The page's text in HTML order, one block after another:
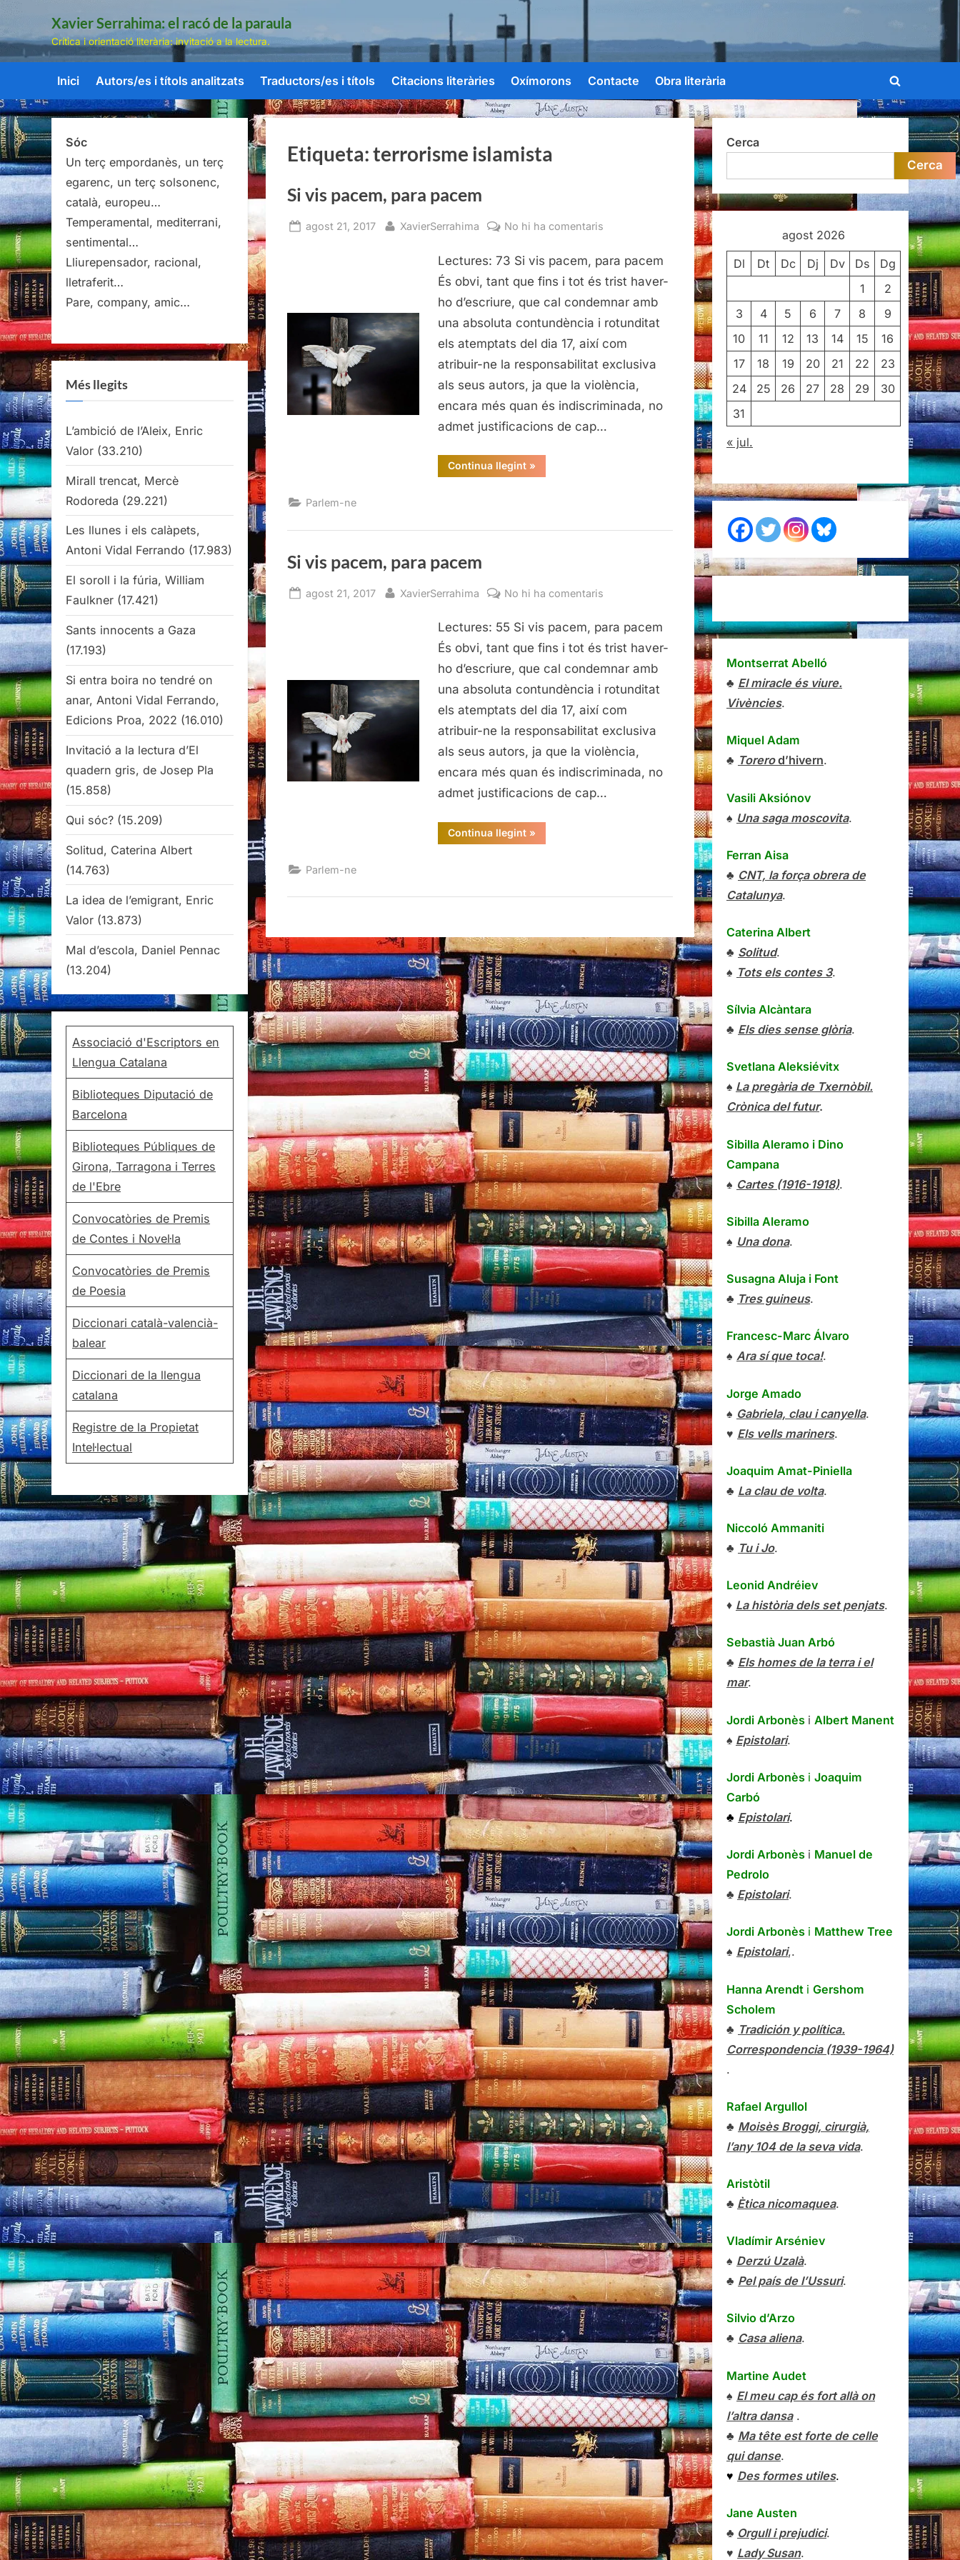
Skip
content
Xavier Serrahima: el racó de la paraula
Crítica i orientació literària: invitació a la lectura.
Inici Autors/es i títols analitzats Traductors/es i títols Citacions literàries Oxímorons Contacte Obra literària
Toggle
search
form
Etiqueta:terrorisme islamista
Si vis pacem, para pacem
Posted
agost 21, 2017 By
XavierSerrahima No hi ha comentaris
vis
pacem,
para
Lectures: 73 Si vis pacem, para pacem
És obvi, tant que fins i tot és trist haver-
ho d’escriure, que cal condemnar amb
una absoluta contundència i rotunditat
els atemptats del dia 17, així com
atribuir-ne la responsabilitat exclusiva
als seus autors, ja que la violència,
encara més quan és indiscriminada, no
admet justificacions de cap…
Continua llegint“Si
vis
»
Parlem-ne
Si vis pacem, para pacem
Posted
agost 21, 2017 By
XavierSerrahima No hi ha comentaris
vis
pacem,
para
Lectures: 55 Si vis pacem, para pacem
És obvi, tant que fins i tot és trist haver-
ho d’escriure, que cal condemnar amb
una absoluta contundència i rotunditat
els atemptats del dia 17, així com
atribuir-ne la responsabilitat exclusiva
als seus autors, ja que la violència,
encara més quan és indiscriminada, no
admet justificacions de cap…
Continua llegint“Si
vis
»
Parlem-ne
Sóc
Un terç empordanès, un terç
egarenc, un terç solsonenc,
català, europeu…
Temperamental, mediterrani,
sentimental…
Lliurepensador, racional,
lletraferit…
Pare, company, amic…
Més llegits
L’ambició de l’Aleix, Enric
Valor (33.210)
Mirall trencat, Mercè
Rodoreda (29.221)
Les llunes i els calàpets,
Antoni Vidal Ferrando (17.983)
El soroll i la fúria, William
Faulkner (17.421)
Sants innocents a Gaza
(17.193)
Si entra boira no tendré on
anar, Antoni Vidal Ferrando,
Edicions Proa, 2022 (16.010)
Invitació a la lectura d’El
quadern gris, de Josep Pla
(15.858)
Qui sóc? (15.209)
Solitud, Caterina Albert
(14.763)
La idea de l’emigrant, Enric
Valor (13.873)
Mal d’escola, Daniel Pennac
(13.204)
Associació d'Escriptors en
Llengua Catalana
Biblioteques Diputació de
Barcelona
Biblioteques Públiques de
Girona, Tarragona i Terres
de l'Ebre
Convocatòries de Premis
de Contes i Novel·la
Convocatòries de Premis
de Poesia
Diccionari català-valencià-
balear
Diccionari de la llengua
catalana
Registre de la Propietat
Intel·lectual
Cerca
Cerca
agost 2026
Dl Dt Dc Dj Dv Ds
Dg
1
2
3
4 5 6 7 8
9
10
11 12 13 14 15
16
17
18 19 20 21 22
23
24
25 26 27 28 29
30
31
« jul.
Montserrat Abelló
♣ El miracle és viure.
Vivències.
Miquel Adam
♣ Torerod’hivern.
Vasili Aksiónov
♠ Una saga moscovita.
Ferran Aisa
♣ CNT, la força obrera de
Catalunya.
Caterina Albert
♣ Solitud.
♠ Tots els contes 3.
Sílvia Alcàntara
♣ Els dies sense glòria.
Svetlana Aleksiévitx
♠ La pregària de Txernòbil.
Crònica del futur.
Sibilla Aleramo i Dino
Campana
♠ Cartes (1916-1918).
Sibilla Aleramo
♠ Una dona.
Susagna Aluja i Font
♣ Tres guineus.
Francesc-Marc Álvaro
♠ Ara sí que toca!.
Jorge Amado
♠ Gabriela, clau i canyella.
♥ Els vells mariners.
Joaquim Amat-Piniella
♣ La clau de volta.
Niccoló Ammaniti
♣ Tu i Jo.
Leonid Andréiev
♦ La història dels set penjats.
Sebastià Juan Arbó
♣ Els homes de la terra i el
mar.
Jordi Arbonès i Albert Manent
♠ Epistolari.
Jordi Arbonès i Joaquim
Carbó
♣ Epistolari.
Jordi Arbonès i Manuel de
Pedrolo
♣ Epistolari.
Jordi Arbonès i Matthew Tree
♠ Epistolari,.
Hanna Arendt i Gershom
Scholem
♣ Tradición y política.
Correspondencia (1939-1964)
.
Rafael Argullol
♣ Moisès Broggi, cirurgià,
l’any 104 de la seva vida.
Aristòtil
♣ Ètica nicomaquea.
Vladímir Arséniev
♠ Derzú Uzalà.
♣ Pel país de l’Ussuri.
Silvio d’Arzo
♣ Casa aliena.
Martine Audet
♠ El meu cap és fort allà on
l’altra dansa.
♣ Ma tête est forte de celle
qui danse.
♥ Des formes utiles.
Jane Austen
♣ Orgull i prejudici.
♥ Lady Susan.